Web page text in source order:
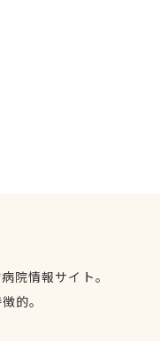
院情報サイト。
的。